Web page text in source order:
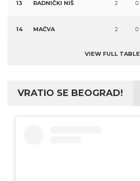
13 RADNIČKI NIŠ 2 0
14 MAČVA 2 0
VIEW FULL TABLE
VRATIO SE BEOGRAD!